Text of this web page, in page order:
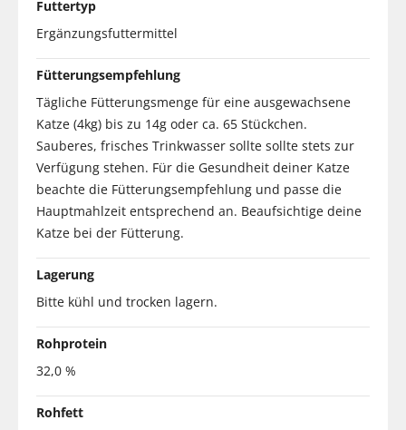
Futtertyp
Ergänzungsfuttermittel
Fütterungsempfehlung
Tägliche Fütterungsmenge für eine ausgewachsene
Katze (4kg) bis zu 14g oder ca. 65 Stückchen.
Sauberes, frisches Trinkwasser sollte sollte stets zur
Verfügung stehen. Für die Gesundheit deiner Katze
beachte die Fütterungsempfehlung und passe die
Hauptmahlzeit entsprechend an. Beaufsichtige deine
Katze bei der Fütterung.
Lagerung
Bitte kühl und trocken lagern.
Rohprotein
32,0 %
Rohfett